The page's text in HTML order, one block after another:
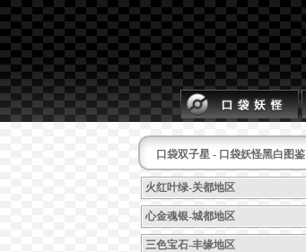
口袋双子星 - 口袋妖怪黑白图鉴
火红叶绿-关都地区
心金魂银-城都地区
三色宝石-丰缘地区